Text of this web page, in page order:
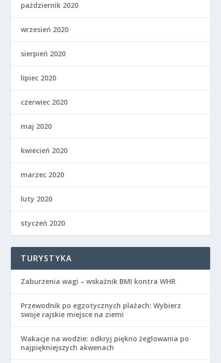
październik 2020
wrzesień 2020
sierpień 2020
lipiec 2020
czerwiec 2020
maj 2020
kwiecień 2020
marzec 2020
luty 2020
styczeń 2020
TURYSTYKA
Zaburzenia wagi – wskaźnik BMI kontra WHR
Przewodnik po egzotycznych plażach: Wybierz
swoje rajskie miejsce na ziemi
Wakacje na wodzie: odkryj piękno żeglowania po
najpiękniejszych akwenach